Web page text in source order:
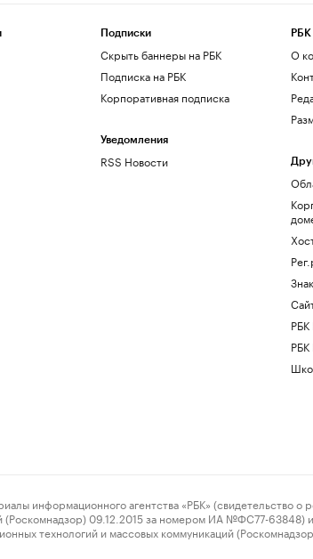
Подписки
Скрыть баннеры на РБК
Подписка на РБК
Корпоративная подписка
Уведомления
RSS Новости
РБК
О
РБК
агентства «РБК» (свидетельство о
09.12.2015 за номером ИА №ФС77-63848) и
технологий и массовых коммуникаций